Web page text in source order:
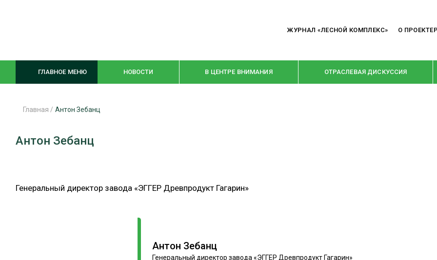
ЖУРНАЛ «ЛЕСНОЙ КОМПЛЕКС» О ПРОЕКТЕ
ГЛАВНОЕ МЕНЮ НОВОСТИ В ЦЕНТРЕ ВНИМАНИЯ ОТРАСЛЕВАЯ ДИСКУССИЯ
ЛЕСНОЕ ХОЗЯЙСТВО
ЦИФРОВАЯ СРЕДА БЕЗОПАСНОЕ ПРОИЗВОДСТВО
МЕБЕЛЬНОЕ ПРОИЗВОДСТВО
Главная / Антон Зебанц
Антон Зебанц
Генеральный директор завода «ЭГГЕР Древпродукт Гагарин»
Антон Зебанц
Генеральный директор завода «ЭГГЕР Древпродукт Гагарин»